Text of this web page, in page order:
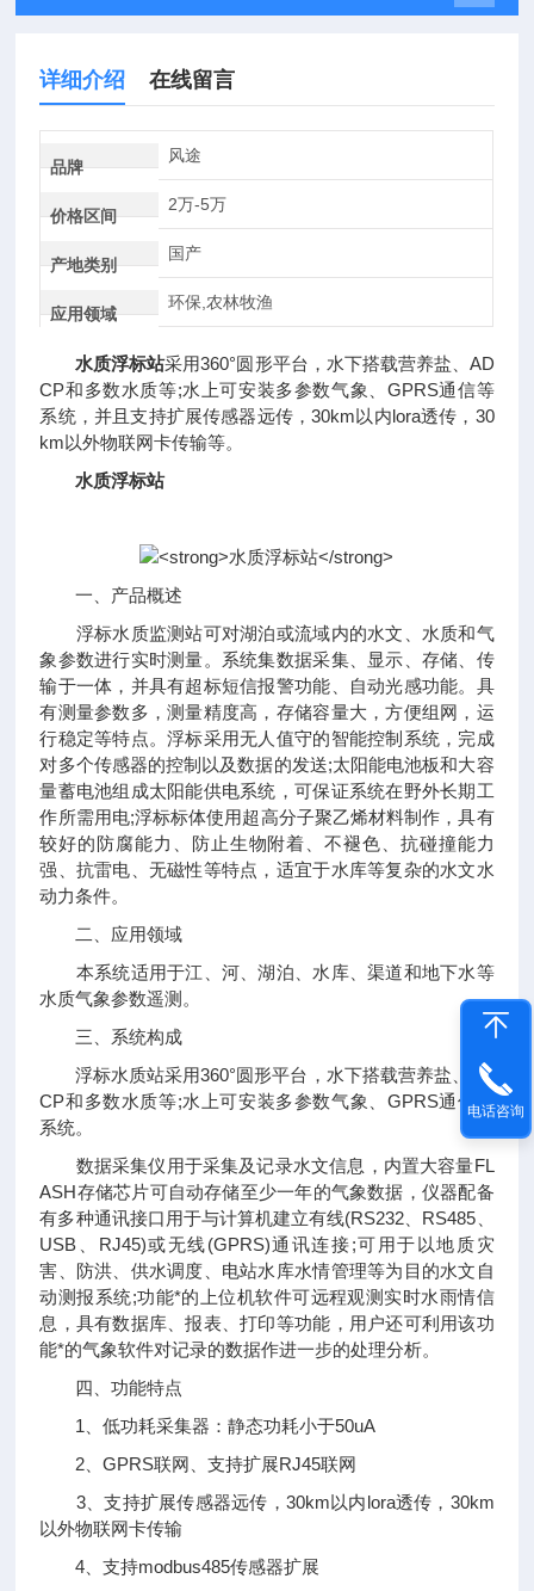
详细介绍 在线留言
品牌
风途
价格区间
2万-5万
产地类别
国产
应用领域
环保,农林牧渔
水质浮标站采用360°圆形平台，水下搭载营养盐、AD
CP和多数水质等;水上可安装多参数气象、GPRS通信等
系统，并且支持扩展传感器远传，30km以内lora透传，30
km以外物联网卡传输等。
水质浮标站
一、产品概述
浮标水质监测站可对湖泊或流域内的水文、水质和气
象参数进行实时测量。系统集数据采集、显示、存储、传
输于一体，并具有超标短信报警功能、自动光感功能。具
有测量参数多，测量精度高，存储容量大，方便组网，运
行稳定等特点。浮标采用无人值守的智能控制系统，完成
对多个传感器的控制以及数据的发送;太阳能电池板和大容
量蓄电池组成太阳能供电系统，可保证系统在野外长期工
作所需用电;浮标标体使用超高分子聚乙烯材料制作，具有
较好的防腐能力、防止生物附着、不褪色、抗碰撞能力
强、抗雷电、无磁性等特点，适宜于水库等复杂的水文水
动力条件。
二、应用领域
本系统适用于江、河、湖泊、水库、渠道和地下水等
水质气象参数遥测。
三、系统构成
浮标水质站采用360°圆形平台，水下搭载营养盐、AD
CP和多数水质等;水上可安装多参数气象、GPRS通信等
系统。
数据采集仪用于采集及记录水文信息，内置大容量FL
ASH存储芯片可自动存储至少一年的气象数据，仪器配备
有多种通讯接口用于与计算机建立有线(RS232、RS485、
USB、RJ45)或无线(GPRS)通讯连接;可用于以地质灾
害、防洪、供水调度、电站水库水情管理等为目的水文自
动测报系统;功能*的上位机软件可远程观测实时水雨情信
息，具有数据库、报表、打印等功能，用户还可利用该功
能*的气象软件对记录的数据作进一步的处理分析。
四、功能特点
1、低功耗采集器：静态功耗小于50uA
2、GPRS联网、支持扩展RJ45联网
3、支持扩展传感器远传，30km以内lora透传，30km
以外物联网卡传输
4、支持modbus485传感器扩展
电话咨询